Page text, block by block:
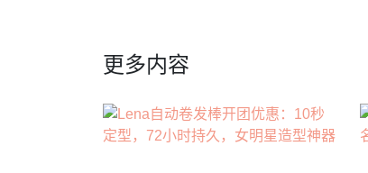
更多内容